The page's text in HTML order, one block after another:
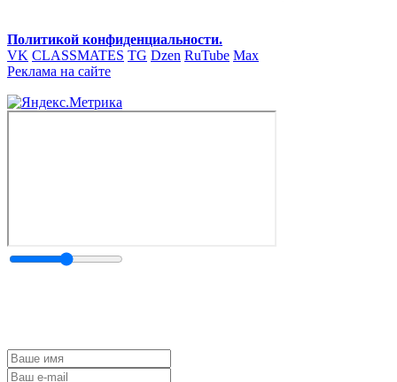
Политикой конфиденциальности.
VK CLASSMATES TG Dzen RuTube Max
Реклама на сайте